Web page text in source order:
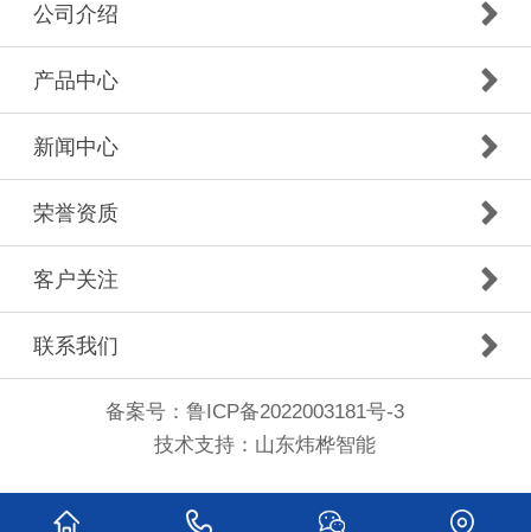
公司介绍
产品中心
新闻中心
荣誉资质
客户关注
联系我们
备案号：鲁ICP备2022003181号-3
技术支持： 山东炜桦智能